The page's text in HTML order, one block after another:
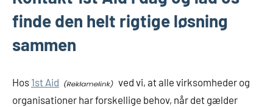
finde den helt rigtige løsning
sammen
Hos 1st Aid
ved vi, at alle virksomheder og
organisationer har forskellige behov, når det gælder